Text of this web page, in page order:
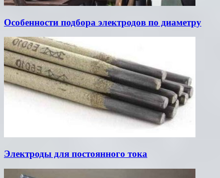
Особенности подбора электродов по диаметру
Электроды для постоянного тока